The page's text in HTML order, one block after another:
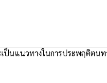
ป็นแนวทางในการประพฤติตนท